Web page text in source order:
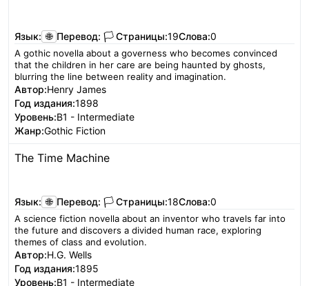
Язык: 🌐 Перевод: 🏳️ Страницы:19Слова:0
A gothic novella about a governess who becomes convinced
that the children in her care are being haunted by ghosts,
blurring the line between reality and imagination.
Автор:Henry James
Год издания:1898
Уровень:B1 - Intermediate
Жанр:Gothic Fiction
The Time Machine
Язык: 🌐 Перевод: 🏳️ Страницы:18Слова:0
A science fiction novella about an inventor who travels far into
the future and discovers a divided human race, exploring
themes of class and evolution.
Автор:H.G. Wells
Год издания:1895
Уровень:B1 - Intermediate